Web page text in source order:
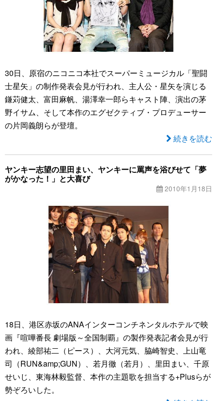
30日、原宿のニコニコ本社でスーパーミュージカル「聖闘
士星矢」の制作発表会見が行われ、主人公・星矢を演じる
鎌苅健太、富田麻帆、湯澤幸一郎らキャスト陣、演出の茅
野イサム、そして本作のエグゼクティブ・プロデューサー
の片岡義朗らが登壇。
続きを読む
ヤンキー志望の里田まい、ヤンキーに罵声を浴びせて「夢
がかなった！」と大喜び
2010年1月18日
18日、港区赤坂のANAインターコンチネンタルホテルで映
画『喧嘩番長 劇場版～全国制覇』の製作発表記者会見が行
われ、綾部祐二（ピース）、大河元気、脇崎智史、上山竜
司（RUN&amp;GUN）、若月徹（若月）、里田まい、千原
せいじ、東海林毅監督、本作の主題歌を担当する+Plusらが
勢ぞろいした。